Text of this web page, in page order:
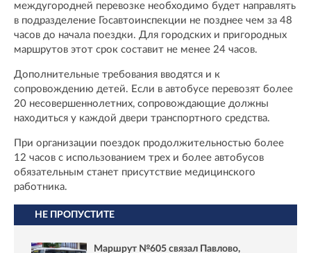
междугородней перевозке необходимо будет направлять
в подразделение Госавтоинспекции не позднее чем за 48
часов до начала поездки. Для городских и пригородных
маршрутов этот срок составит не менее 24 часов.
Дополнительные требования вводятся и к
сопровождению детей. Если в автобусе перевозят более
20 несовершеннолетних, сопровождающие должны
находиться у каждой двери транспортного средства.
При организации поездок продолжительностью более
12 часов с использованием трех и более автобусов
обязательным станет присутствие медицинского
работника.
НЕ ПРОПУСТИТЕ
Маршрут №605 связал Павлово,